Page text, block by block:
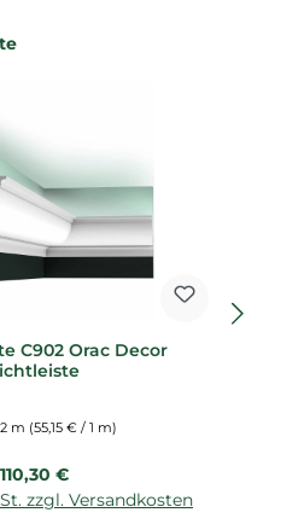
C902 Orac Decor
2 m (55,15 € / 1 m)
Regulärer Preis:
110,30 €
zzgl. Versandkosten